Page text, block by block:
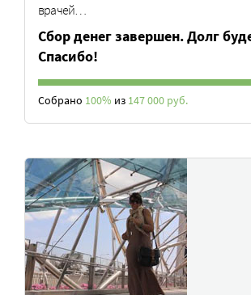
врачей…
Сбор денег завершен. Долг
Спасибо!
Собрано 100% из 147 000 руб.